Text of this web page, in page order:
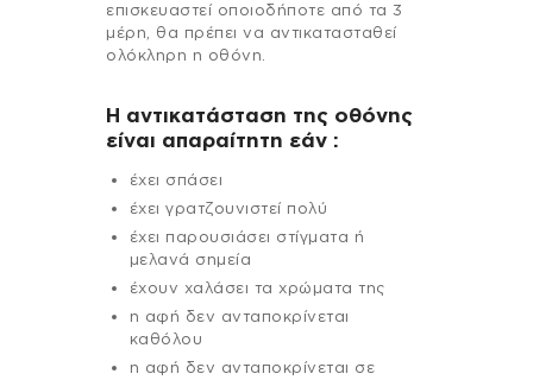
επισκευαστεί οποιοδήποτε από τα 3
μέρη, θα πρέπει να αντικατασταθεί
ολόκληρη η οθόνη.
Η αντικατάσταση της οθόνης
είναι απαραίτητη εάν :
έχει σπάσει
έχει γρατζουνιστεί πολύ
έχει παρουσιάσει στίγματα ή
μελανά σημεία
έχουν χαλάσει τα χρώματα της
η αφή δεν ανταποκρίνεται
καθόλου
η αφή δεν ανταποκρίνεται σε